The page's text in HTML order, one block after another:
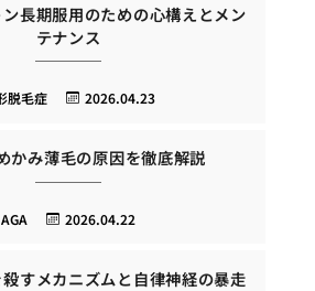
長期服用のための心構えとメン
テナンス
2026.04.23
脱毛症
かみ薄毛の原因を徹底解説
2026.04.22
AGA
すメカニズムと自律神経の暴走